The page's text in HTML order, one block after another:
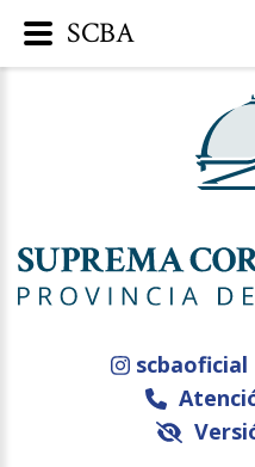
scbaoficial
SCBA